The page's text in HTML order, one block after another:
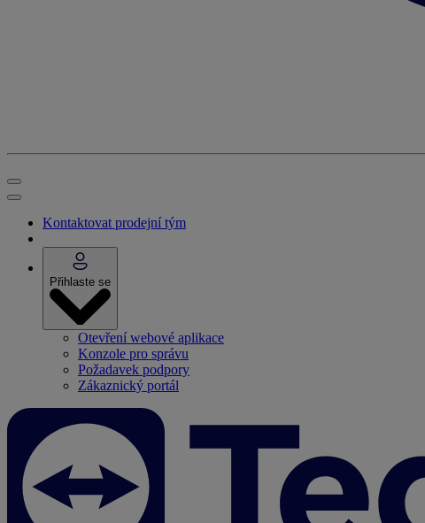
Kontaktovat prodejní tým
Přihlaste se
Otevření webové aplikace
Konzole pro správu
Požadavek podpory
Zákaznický portál